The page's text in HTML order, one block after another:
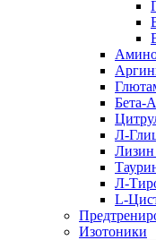
Бета-
Л-
Л-
L-
Изотоники